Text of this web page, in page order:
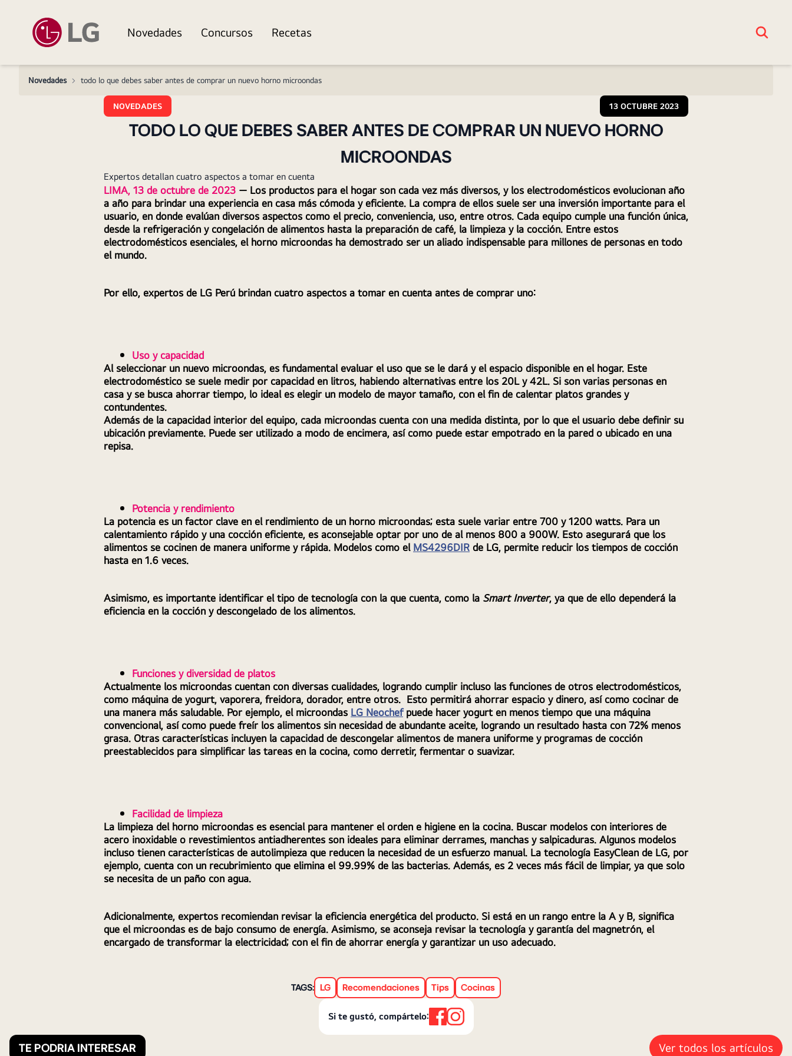
Novedades Concursos Recetas
Novedades > todo lo que debes saber antes de comprar un nuevo horno microondas
NOVEDADES 13 OCTUBRE 2023
TODO LO QUE DEBES SABER ANTES DE COMPRAR UN NUEVO HORNO
MICROONDAS
Expertos detallan cuatro aspectos a tomar en cuenta
LIMA, 13 de octubre de 2023 — Los productos para el hogar son cada vez más diversos, y los electrodomésticos evolucionan año
a año para brindar una experiencia en casa más cómoda y eficiente. La compra de ellos suele ser una inversión importante para el
usuario, en donde evalúan diversos aspectos como el precio, conveniencia, uso, entre otros. Cada equipo cumple una función única,
desde la refrigeración y congelación de alimentos hasta la preparación de café, la limpieza y la cocción. Entre estos
electrodomésticos esenciales, el horno microondas ha demostrado ser un aliado indispensable para millones de personas en todo
el mundo.
Por ello, expertos de LG Perú brindan cuatro aspectos a tomar en cuenta antes de comprar uno:
Uso y capacidad
Al seleccionar un nuevo microondas, es fundamental evaluar el uso que se le dará y el espacio disponible en el hogar. Este
electrodoméstico se suele medir por capacidad en litros, habiendo alternativas entre los 20L y 42L. Si son varias personas en
casa y se busca ahorrar tiempo, lo ideal es elegir un modelo de mayor tamaño, con el fin de calentar platos grandes y
contundentes.
Además de la capacidad interior del equipo, cada microondas cuenta con una medida distinta, por lo que el usuario debe definir su
ubicación previamente. Puede ser utilizado a modo de encimera, así como puede estar empotrado en la pared o ubicado en una
repisa.
Potencia y rendimiento
La potencia es un factor clave en el rendimiento de un horno microondas; esta suele variar entre 700 y 1200 watts. Para un
calentamiento rápido y una cocción eficiente, es aconsejable optar por uno de al menos 800 a 900W. Esto asegurará que los
alimentos se cocinen de manera uniforme y rápida. Modelos como el MS4296DIR de LG, permite reducir los tiempos de cocción
hasta en 1.6 veces.
Asimismo, es importante identificar el tipo de tecnología con la que cuenta, como la Smart Inverter, ya que de ello dependerá la
eficiencia en la cocción y descongelado de los alimentos.
Funciones y diversidad de platos
Actualmente los microondas cuentan con diversas cualidades, logrando cumplir incluso las funciones de otros electrodomésticos,
como máquina de yogurt, vaporera, freidora, dorador, entre otros.  Esto permitirá ahorrar espacio y dinero, así como cocinar de
una manera más saludable. Por ejemplo, el microondas LG Neochef puede hacer yogurt en menos tiempo que una máquina
convencional, así como puede freír los alimentos sin necesidad de abundante aceite, logrando un resultado hasta con 72% menos
grasa. Otras características incluyen la capacidad de descongelar alimentos de manera uniforme y programas de cocción
preestablecidos para simplificar las tareas en la cocina, como derretir, fermentar o suavizar.
Facilidad de limpieza
La limpieza del horno microondas es esencial para mantener el orden e higiene en la cocina. Buscar modelos con interiores de
acero inoxidable o revestimientos antiadherentes son ideales para eliminar derrames, manchas y salpicaduras. Algunos modelos
incluso tienen características de autolimpieza que reducen la necesidad de un esfuerzo manual. La tecnología EasyClean de LG, por
ejemplo, cuenta con un recubrimiento que elimina el 99.99% de las bacterias. Además, es 2 veces más fácil de limpiar, ya que solo
se necesita de un paño con agua.
Adicionalmente, expertos recomiendan revisar la eficiencia energética del producto. Si está en un rango entre la A y B, significa
que el microondas es de bajo consumo de energía. Asimismo, se aconseja revisar la tecnología y garantía del magnetrón, el
encargado de transformar la electricidad; con el fin de ahorrar energía y garantizar un uso adecuado.
TAGS: LG Recomendaciones Tips Cocinas
Si te gustó, compártelo:
TE PODRIA INTERESAR Ver todos los artículos